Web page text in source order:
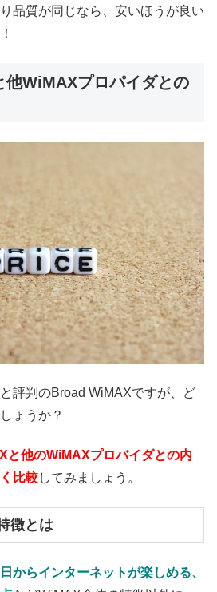
品質が同じなら、安いほうが良い
WiMAXプロパイダとの
評判のBroad WiMAXですが、ど
ょうか？
と他のWiMAXプロバイダとの内
比較してみましょう。
徴とは
からインターネットが楽しめる、